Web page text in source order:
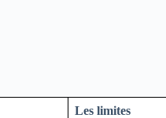
Les limites